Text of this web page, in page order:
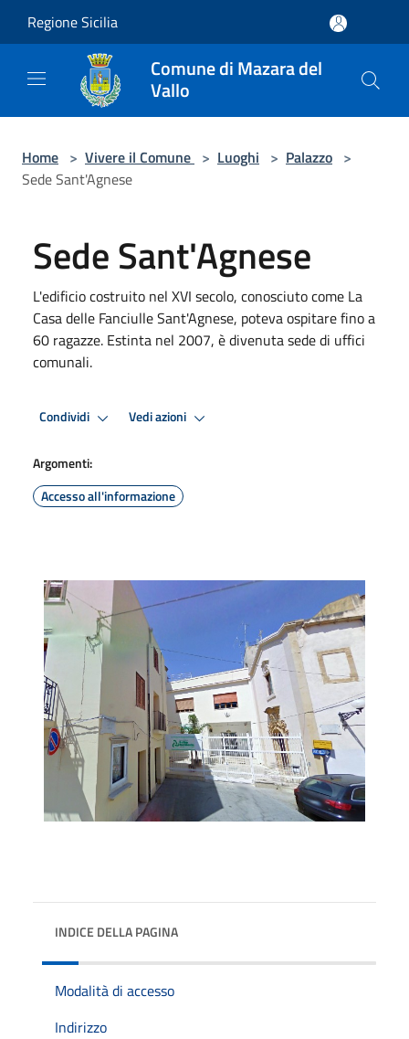
Regione Sicilia
Comune di Mazara del
Vallo
Home > Vivere il Comune > Luoghi > Palazzo >
Sede Sant'Agnese
Sede Sant'Agnese
L'edificio costruito nel XVI secolo, conosciuto come La
Casa delle Fanciulle Sant'Agnese, poteva ospitare fino a
60 ragazze. Estinta nel 2007, è divenuta sede di uffici
comunali.
Condividi Vedi azioni
Argomenti:
Accesso all'informazione
INDICE DELLA PAGINA
Modalità di accesso
Indirizzo